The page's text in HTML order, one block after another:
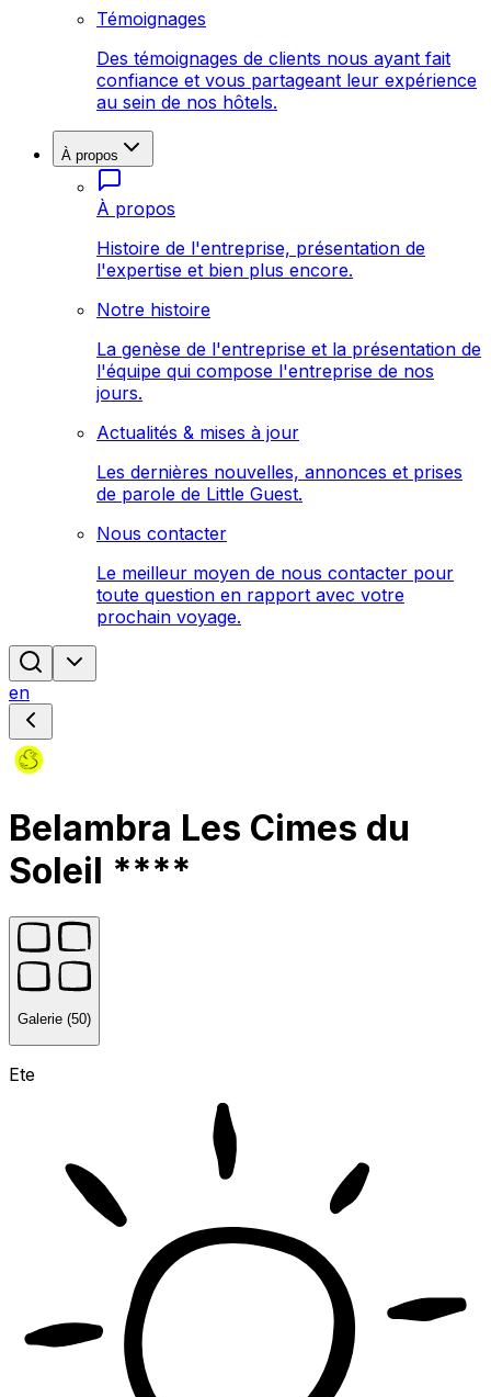
Témoignages
Des témoignages de clients nous ayant fait
confiance et vous partageant leur expérience
au sein de nos hôtels.
À propos
À propos
Histoire de l'entreprise, présentation de
l'expertise et bien plus encore.
Notre histoire
La genèse de l'entreprise et la présentation de
l'équipe qui compose l'entreprise de nos
jours.
Actualités & mises à jour
Les dernières nouvelles, annonces et prises
de parole de Little Guest.
Nous contacter
Le meilleur moyen de nous contacter pour
toute question en rapport avec votre
prochain voyage.
en
Belambra Les Cimes du
Soleil ****
Galerie (50)
Ete